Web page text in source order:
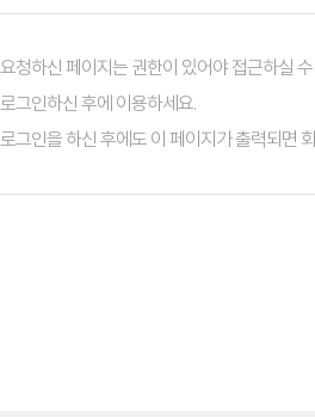
요청하신 페이지는 권한이 있어야 접근하실
로그인하신 후에 이용하세요.
로그인을 하신 후에도 이 페이지가 출력되면